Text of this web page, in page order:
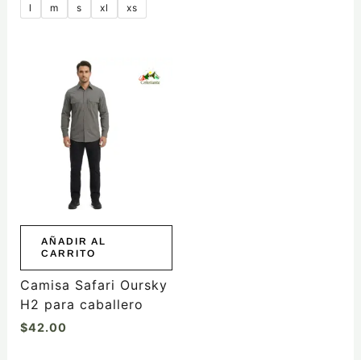
l m s xl xs
AÑADIR AL
CARRITO
Camisa Safari Oursky
H2 para caballero
$42.00